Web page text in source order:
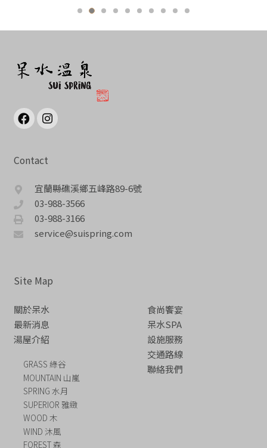
Contact
宜蘭縣礁溪鄉五峰路89-6號
03-988-3566
03-988-3166
service@suispring.com
Site Map
關於呆水
最新消息
湯屋介紹
GRASS 綠谷
MOUNTAIN 山嵐
SPRING 水月
SUPERIOR 雅緻
WOOD 木
WIND 沐風
FOREST 森
食尚饗宴
呆水SPA
設施服務
交通路線
聯絡我們